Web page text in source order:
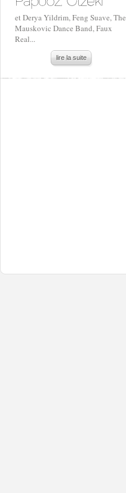
et Derya Yildrim, Feng Suave, The
Mauskovic Dance Band, Faux
Real...
lire la suite